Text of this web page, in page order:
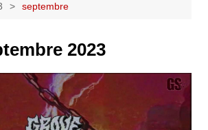
septembre
2023